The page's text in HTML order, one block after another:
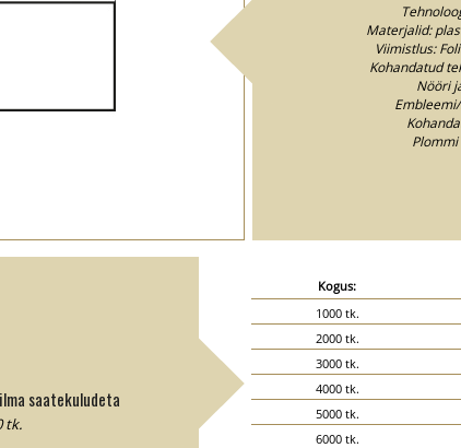
Materjalid:
Viimistlus:
Kohandatud
Nööri
saatekuludeta
tk.
Kogus:
1000 tk.
2000 tk.
3000 tk.
4000 tk.
5000 tk.
6000 tk.